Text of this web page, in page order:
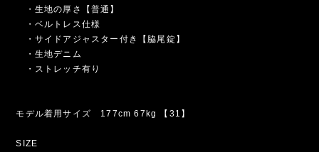
・生地の厚さ【普通】
・ベルトレス仕様
・サイドアジャスター付き【脇尾錠】
・生地デニム
・ストレッチ有り
モデル着用サイズ 177cm 67kg 【31】
SIZE